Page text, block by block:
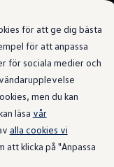
för att ge dig bästa
för att anpassa
för sociala medier och
men du kan
läsa vår
alla cookies vi
klicka på "Anpassa